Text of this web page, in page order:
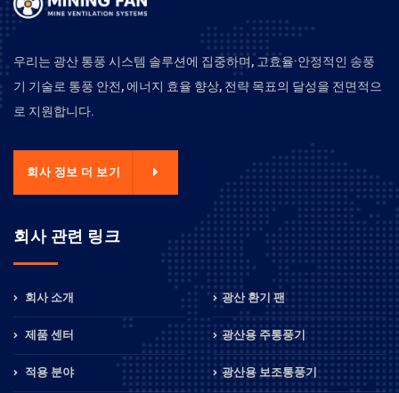
우리는 광산 통풍 시스템 솔루션에 집중하며, 고효율·안정적인 송풍
기 기술로 통풍 안전, 에너지 효율 향상, 전략 목표의 달성을 전면적으
로 지원합니다.
회사 정보 더 보기
회사 관련 링크
회사 소개
제품 센터
적용 분야
광산 환기 팬
광산용 주통풍기
광산용 보조통풍기